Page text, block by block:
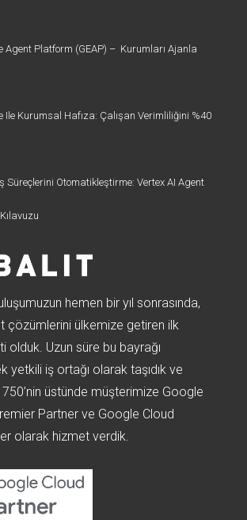
Agent Platform (GEAP) – Kurumları Ajanla
Ile Kurumsal Hafıza: Çalışan Verimliliğini %40
Süreçlerini Otomatikleştirme: Vertex AI Agent
hemen bir yıl sonrasında,
çözümlerini ülkemize getiren ilk
olduk. Uzun süre bu bayrağı
yetkili iş ortağı olarak taşıdık ve
üstünde müşterimize Google
Partner ve Google Cloud
olarak hizmet verdik.